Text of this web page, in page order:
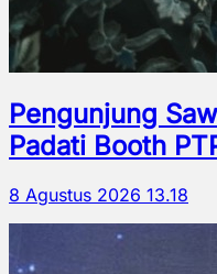
Pengunjung
Padati Booth
8 Agustus 2026 13.18